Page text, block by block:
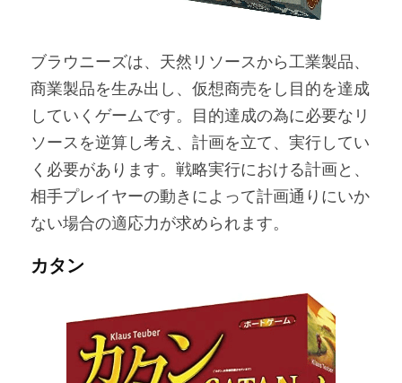
ブラウニーズは、天然リソースから工業製品、
商業製品を生み出し、仮想商売をし目的を達成
していくゲームです。目的達成の為に必要なリ
ソースを逆算し考え、計画を立て、実行してい
く必要があります。戦略実行における計画と、
相手プレイヤーの動きによって計画通りにいか
ない場合の適応力が求められます。
カタン